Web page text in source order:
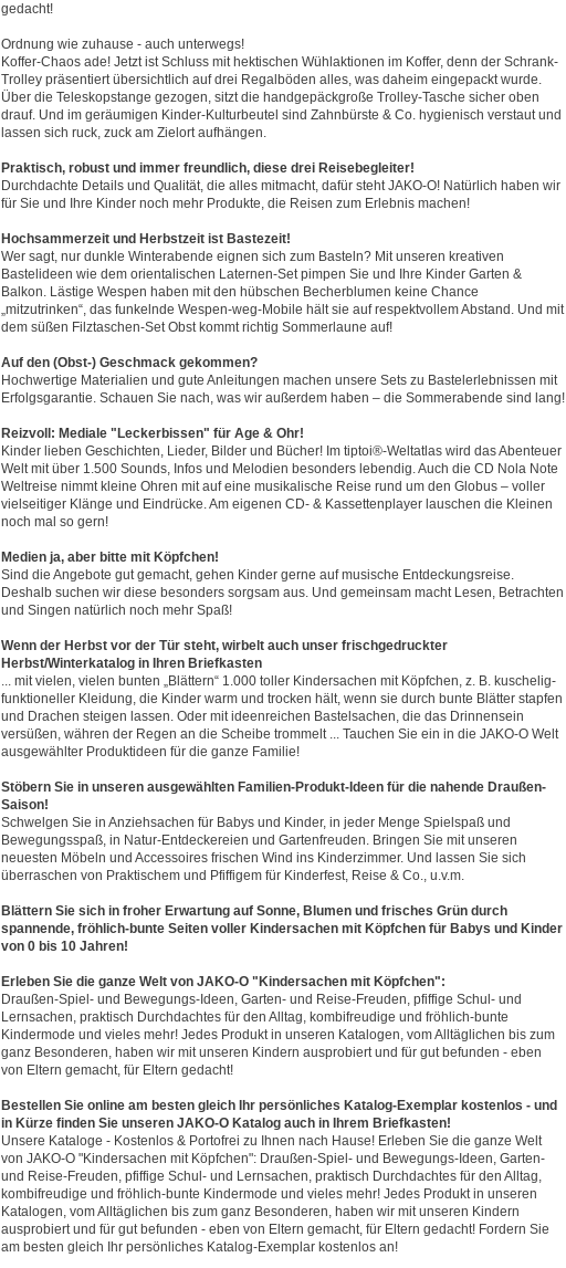
gedacht!
Ordnung wie zuhause - auch unterwegs!
Koffer-Chaos ade! Jetzt ist Schluss mit hektischen Wühlaktionen im Koffer, denn der Schrank-
Trolley präsentiert übersichtlich auf drei Regalböden alles, was daheim eingepackt wurde.
Über die Teleskopstange gezogen, sitzt die handgepäckgroße Trolley-Tasche sicher oben
drauf. Und im geräumigen Kinder-Kulturbeutel sind Zahnbürste & Co. hygienisch verstaut und
lassen sich ruck, zuck am Zielort aufhängen.
Praktisch, robust und immer freundlich, diese drei Reisebegleiter!
Durchdachte Details und Qualität, die alles mitmacht, dafür steht JAKO-O! Natürlich haben wir
für Sie und Ihre Kinder noch mehr Produkte, die Reisen zum Erlebnis machen!
Hochsammerzeit und Herbstzeit ist Bastezeit!
Wer sagt, nur dunkle Winterabende eignen sich zum Basteln? Mit unseren kreativen
Bastelideen wie dem orientalischen Laternen-Set pimpen Sie und Ihre Kinder Garten &
Balkon. Lästige Wespen haben mit den hübschen Becherblumen keine Chance
„mitzutrinken“, das funkelnde Wespen-weg-Mobile hält sie auf respektvollem Abstand. Und mit
dem süßen Filztaschen-Set Obst kommt richtig Sommerlaune auf!
Auf den (Obst-) Geschmack gekommen?
Hochwertige Materialien und gute Anleitungen machen unsere Sets zu Bastelerlebnissen mit
Erfolgsgarantie. Schauen Sie nach, was wir außerdem haben – die Sommerabende sind lang!
Reizvoll: Mediale "Leckerbissen" für Age & Ohr!
Kinder lieben Geschichten, Lieder, Bilder und Bücher! Im tiptoi®-Weltatlas wird das Abenteuer
Welt mit über 1.500 Sounds, Infos und Melodien besonders lebendig. Auch die CD Nola Note
Weltreise nimmt kleine Ohren mit auf eine musikalische Reise rund um den Globus – voller
vielseitiger Klänge und Eindrücke. Am eigenen CD- & Kassettenplayer lauschen die Kleinen
noch mal so gern!
Medien ja, aber bitte mit Köpfchen!
Sind die Angebote gut gemacht, gehen Kinder gerne auf musische Entdeckungsreise.
Deshalb suchen wir diese besonders sorgsam aus. Und gemeinsam macht Lesen, Betrachten
und Singen natürlich noch mehr Spaß!
Wenn der Herbst vor der Tür steht, wirbelt auch unser frischgedruckter
Herbst/Winterkatalog in Ihren Briefkasten
... mit vielen, vielen bunten „Blättern“ 1.000 toller Kindersachen mit Köpfchen, z. B. kuschelig-
funktioneller Kleidung, die Kinder warm und trocken hält, wenn sie durch bunte Blätter stapfen
und Drachen steigen lassen. Oder mit ideenreichen Bastelsachen, die das Drinnensein
versüßen, währen der Regen an die Scheibe trommelt ... Tauchen Sie ein in die JAKO-O Welt
ausgewählter Produktideen für die ganze Familie!
Stöbern Sie in unseren ausgewählten Familien-Produkt-Ideen für die nahende Draußen-
Saison!
Schwelgen Sie in Anziehsachen für Babys und Kinder, in jeder Menge Spielspaß und
Bewegungsspaß, in Natur-Entdeckereien und Gartenfreuden. Bringen Sie mit unseren
neuesten Möbeln und Accessoires frischen Wind ins Kinderzimmer. Und lassen Sie sich
überraschen von Praktischem und Pfiffigem für Kinderfest, Reise & Co., u.v.m.
Blättern Sie sich in froher Erwartung auf Sonne, Blumen und frisches Grün durch
spannende, fröhlich-bunte Seiten voller Kindersachen mit Köpfchen für Babys und Kinder
von 0 bis 10 Jahren!
Erleben Sie die ganze Welt von JAKO-O "Kindersachen mit Köpfchen":
Draußen-Spiel- und Bewegungs-Ideen, Garten- und Reise-Freuden, pfiffige Schul- und
Lernsachen, praktisch Durchdachtes für den Alltag, kombifreudige und fröhlich-bunte
Kindermode und vieles mehr! Jedes Produkt in unseren Katalogen, vom Alltäglichen bis zum
ganz Besonderen, haben wir mit unseren Kindern ausprobiert und für gut befunden - eben
von Eltern gemacht, für Eltern gedacht!
Bestellen Sie online am besten gleich Ihr persönliches Katalog-Exemplar kostenlos - und
in Kürze finden Sie unseren JAKO-O Katalog auch in Ihrem Briefkasten!
Unsere Kataloge - Kostenlos & Portofrei zu Ihnen nach Hause! Erleben Sie die ganze Welt
von JAKO-O "Kindersachen mit Köpfchen": Draußen-Spiel- und Bewegungs-Ideen, Garten-
und Reise-Freuden, pfiffige Schul- und Lernsachen, praktisch Durchdachtes für den Alltag,
kombifreudige und fröhlich-bunte Kindermode und vieles mehr! Jedes Produkt in unseren
Katalogen, vom Alltäglichen bis zum ganz Besonderen, haben wir mit unseren Kindern
ausprobiert und für gut befunden - eben von Eltern gemacht, für Eltern gedacht! Fordern Sie
am besten gleich Ihr persönliches Katalog-Exemplar kostenlos an!